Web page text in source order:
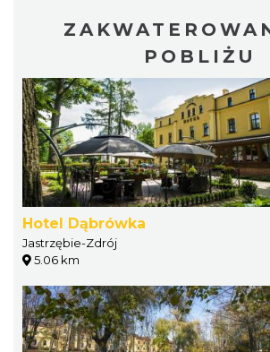
POBLIŻU
Hotel Dąbrówka
Jastrzębie-Zdrój
5.06 km